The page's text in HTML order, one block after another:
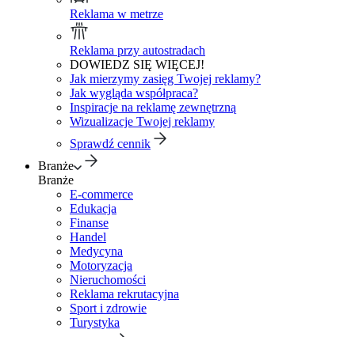
Reklama w metrze
Reklama przy autostradach
DOWIEDZ SIĘ WIĘCEJ!
Jak mierzymy zasięg Twojej reklamy?
Jak wygląda współpraca?
Inspiracje na reklamę zewnętrzną
Wizualizacje Twojej reklamy
Sprawdź cennik
Branże
Branże
E-commerce
Edukacja
Finanse
Handel
Medycyna
Motoryzacja
Nieruchomości
Reklama rekrutacyjna
Sport i zdrowie
Turystyka